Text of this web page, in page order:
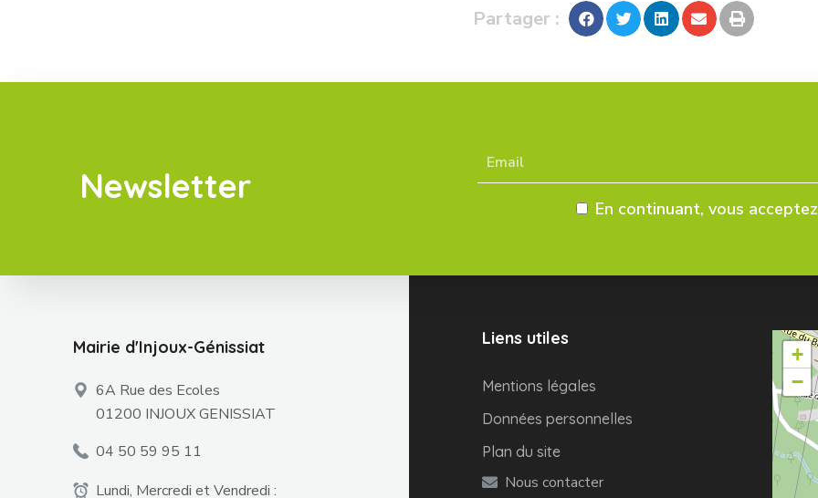
Partager :
Newsletter
En continuant, vous
Mairie d'Injoux-Génissiat
6A Rue des Ecoles
01200 INJOUX GENISSIAT
04 50 59 95 11
Lundi, Mercredi et Vendredi :
Liens utiles
Mentions légales
Données personnelles
Plan du site
Nous contacter
+
−